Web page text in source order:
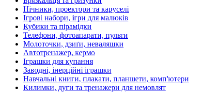
Нічники, проектори та каруселі
Ігрові набори, ігри для малюків
Кубики та пірамідки
Телефони, фотоапарати, пульти
Молоточки, дзиґи, неваляшки
Автотренажер, кермо
Іграшки для купання
Заводні, інерційні іграшки
Навчальні книги, плакати, планшети, комп'ютери
Килимки, дуги та тренажери для немовлят